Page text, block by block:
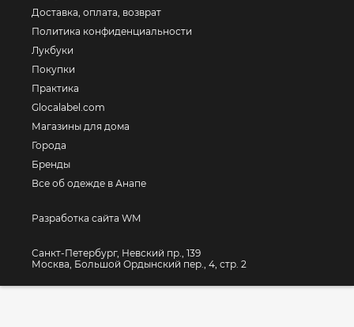
Доставка, оплата, возврат
Политика конфиденциальности
Лукбуки
Покупки
Практика
Glocalabel.com
Магазины для дома
Города
Бренды
Все об одежде в Анапе
Разработка сайта WM
Санкт-Петербург, Невский пр., 139
Москва, Большой Ордынский пер., 4, стр. 2